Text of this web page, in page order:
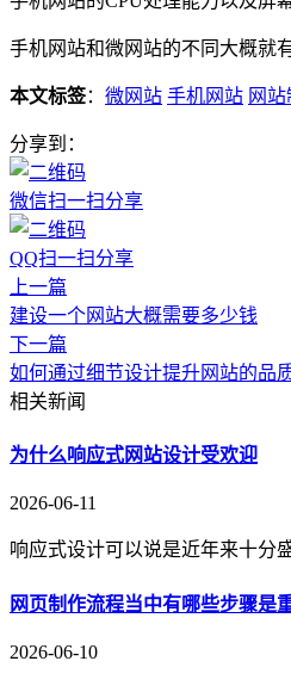
手机网站和微网站的不同大概就
本文标签： 微网站 手机网站 网
分享到：
微信扫一扫分享
QQ扫一扫分享
上一篇
建设一个网站大概需要多少钱
下一篇
如何通过细节设计提升网站的品
相关新闻
为什么响应式网站设计受欢迎
2026-06-11
响应式设计可以说是近年来十分
网页制作流程当中有哪些步骤是
2026-06-10